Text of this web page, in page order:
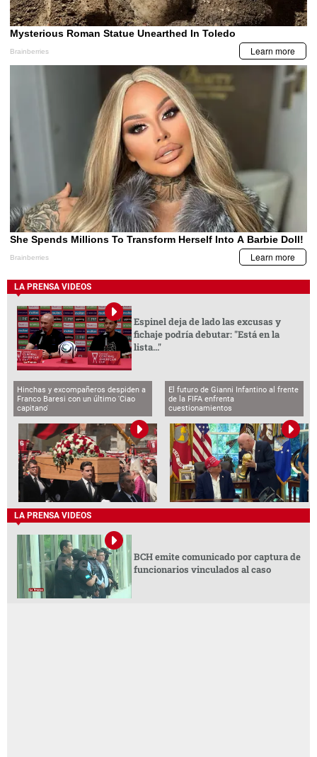
LA PRENSA VIDEOS
Espinel deja de lado las excusas y
fichaje podría debutar: "Está en la
lista..."
Hinchas y excompañeros despiden a
Franco Baresi con un último 'Ciao
capitano'
El futuro de Gianni Infantino al frente
de la FIFA enfrenta
cuestionamientos
LA PRENSA VIDEOS
BCH emite comunicado por captura de
funcionarios vinculados al caso